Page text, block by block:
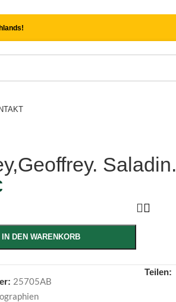
Saladin.
IN DEN WARENKORB
25705AB
Teilen: